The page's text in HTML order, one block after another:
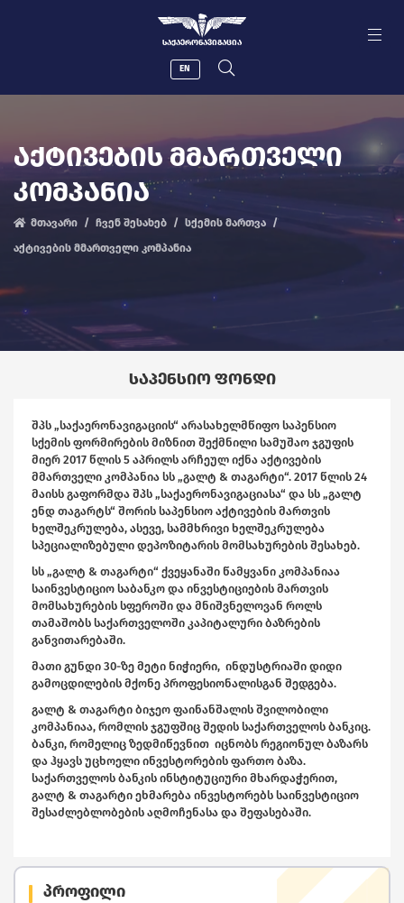
ᲡᲐᲥᲐᲔᲠᲝᲜᲐᲕᲘᲒᲐᲪᲘᲐ
EN
ᲐᲥᲢᲘᲕᲔᲑᲘᲡ ᲛᲛᲐᲠᲗᲕᲔᲚᲘ
ᲙᲝᲛᲞᲐᲜᲘᲐ
მთავარი ჩვენ შესახებ
სქემის მართვა
აქტივების მმართველი კომპანია
ᲡᲐᲞᲔᲜᲡᲘᲝ ᲤᲝᲜᲓᲘ
პროფილი
შპს „საქაერონავიგაციის“ არასახელმწიფო საპენსიო
სქემის ფორმირების მიზნით შექმნილი სამუშაო ჯგუფის
მიერ 2017 წლის 5 აპრილს არჩეულ იქნა აქტივების
მმართველი კომპანია სს „გალტ & თაგარტი“. 2017 წლის 24
მაისს გაფორმდა შპს „საქაერონავიგაციასა“ და სს „გალტ
ენდ თაგარტს“ შორის საპენსიო აქტივების მართვის
ხელშეკრულება, ასევე, სამმხრივი ხელშეკრულება
სპეციალიზებული დეპოზიტარის მომსახურების შესახებ.
სს „გალტ & თაგარტი“ ქვეყანაში წამყვანი კომპანიაა
საინვესტიციო საბანკო და ინვესტიციების მართვის
მომსახურების სფეროში და მნიშვნელოვან როლს
თამაშობს საქართველოში კაპიტალური ბაზრების
განვითარებაში.
მათი გუნდი 30-ზე მეტი ნიჭიერი, ინდუსტრიაში დიდი
გამოცდილების მქონე პროფესიონალისგან შედგება.
გალტ & თაგარტი ბიჯეო ფაინანშალის შვილობილი
კომპანიაა, რომლის ჯგუფშიც შედის საქართველოს ბანკიც.
ბანკი, რომელიც ზედმიწევნით იცნობს რეგიონულ ბაზარს
და ჰყავს უცხოელი ინვესტორების ფართო ბაზა.
საქართველოს ბანკის ინსტიტუციური მხარდაჭერით,
გალტ & თაგარტი ეხმარება ინვესტორებს საინვესტიციო
შესაძლებლობების აღმოჩენასა და შეფასებაში.